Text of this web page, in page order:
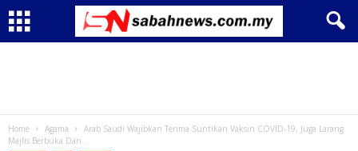
Home Agama
Arab Saudi Wajibkan Terima Suntikan Vaksin COVID-19, Juga Larang
Majlis Berbuka Dan...